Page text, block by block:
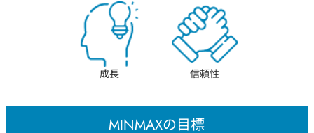
成長 信頼性
MINMAXの目標